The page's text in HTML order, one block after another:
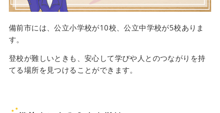
備前市には、公立小学校が10校、公立中学校が5校ありま
す。
登校が難しいときも、安心して学びや人とのつながりを持
てる場所を見つけることができます。